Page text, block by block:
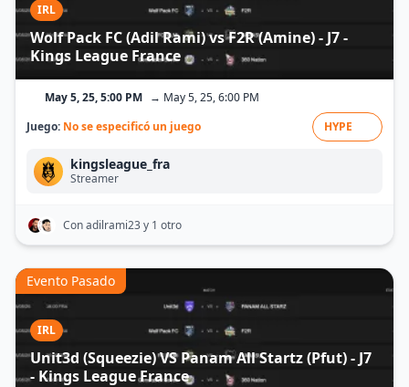
IRL
Wolf Pack FC (Adil Rami) vs F2R (Amine) - J7 -
Kings League France
May 5, 25, 5:00 PM → May 5, 25, 6:00 PM
Juego: No se especificó un juego HYPE
kingsleague_fra
Streamer
Con adilrami23y 1 otro
IRL
Unit3d (Squeezie) VS Panam All Startz (Pfut) - J7
- Kings League France
Evento Pasado